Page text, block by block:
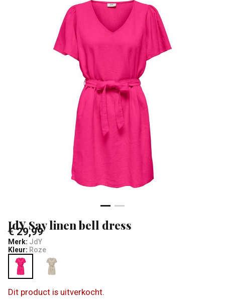
JdY Say linen bell dress
€ 29,99
Merk: JdY
Kleur: Roze
Dit product is uitverkocht.